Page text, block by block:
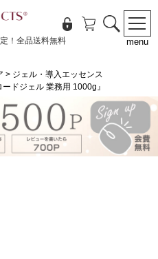
menu
！全品送料無料
ジェル・導入エッセンス
ドジェル 業務用 1000g』